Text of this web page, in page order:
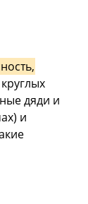
дяди и
и